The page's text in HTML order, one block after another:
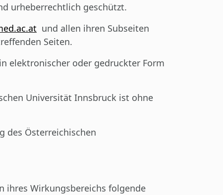
urheberrechtlich geschützt.
und allen ihren Subseiten
Seiten.
elektronischer oder gedruckter Form
Universität Innsbruck ist ohne
des Österreichischen
ihres Wirkungsbereichs folgende